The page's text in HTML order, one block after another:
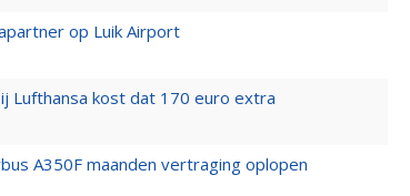
op Luik Airport
Lufthansa kost dat 170 euro extra
A350F maanden vertraging oplopen